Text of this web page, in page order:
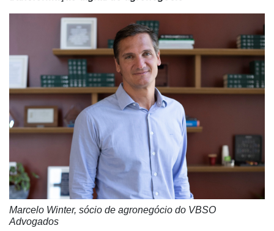
Marcelo Winter, sócio de agronegócio do VBSO
Advogados